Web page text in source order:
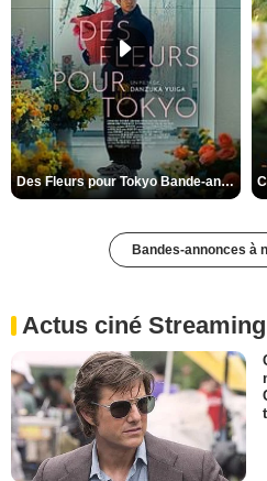
Des Fleurs pour Tokyo Bande-annonce VO STFR
Bandes-annonces à
Actus ciné Streaming